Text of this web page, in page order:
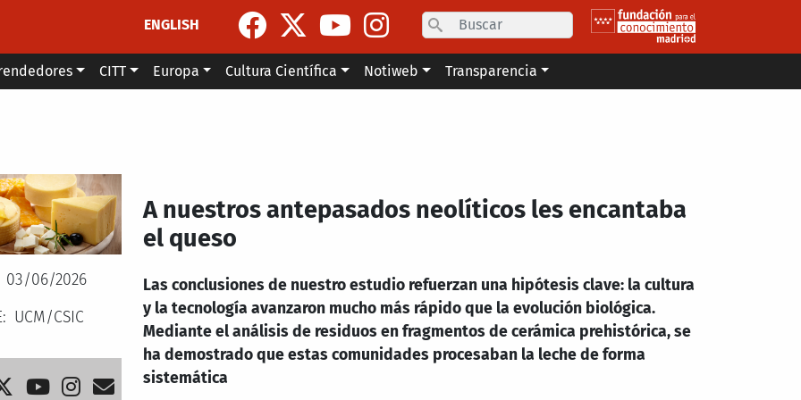
ENGLISH
Search
CITT Europa Cultura Científica Notiweb Transparencia
03/06/2026
UCM/CSIC
A nuestros antepasados neolíticos les encantaba
el queso
Las conclusiones de nuestro estudio refuerzan una hipótesis clave: la cultura
y la tecnología avanzaron mucho más rápido que la evolución biológica.
Mediante el análisis de residuos en fragmentos de cerámica prehistórica, se
ha demostrado que estas comunidades procesaban la leche de forma
sistemática